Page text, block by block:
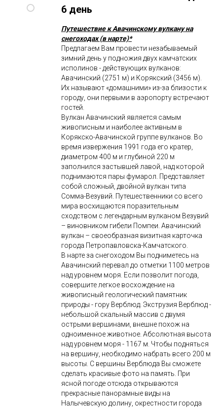
6 день
Путешествие к Авачинскому вулкану на
снегоходах (в нарте)*
Предлагаем Вам провести незабываемый
зимний день у подножия двух камчатских
исполинов - действующих вулканов:
Авачинский (2751 м) и Корякский (3456 м).
Их называют «домашними» из-за близости к
городу, они первыми в аэропорту встречают
гостей.
Вулкан Авачинский является самым
живописным и наиболее активным в
Корякско-Авачинской группе вулканов. Во
время извержения 1991 года его кратер,
диаметром 400 м и глубиной 220 м
заполнился застывшей лавой, над которой
поднимаются пары фумарол. Представляет
собой сложный, двойной вулкан типа
Сомма-Везувий. Путешественники со всего
мира восхищаются поразительным
сходством с легендарным вулканом Везувий
– виновником гибели Помпеи. Авачинский
вулкан – своеобразная визитная карточка
города Петропавловска-Камчатского.
В нарте за снегоходом Вы подниметесь на
Авачинский перевал до отметки 1100 метров
над уровнем моря. Если позволит погода,
совершите легкое восхождение на
живописный геологический памятник
природы - гору Верблюд. Экструзия Верблюд -
небольшой скальный массив с двумя
острыми вершинами, внешне похож на
одноименное животное. Абсолютная высота
над уровнем моря - 1167 м. Чтобы подняться
на вершину, необходимо набрать всего 200 м
высоты. С вершины Верблюда Вы сможете
сделать красивые фото на память. При
ясной погоде отсюда открываются
прекрасные панорамные виды на
Налычевскую долину, окрестности города